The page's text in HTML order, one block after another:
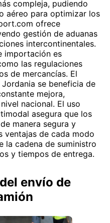
compleja, pudiendo
aéreo para optimizar los
ofrece
gestión de aduanas
intercontinentales.
importación es
las regulaciones
de mercancías. El
se beneficia de
mejora,
nacional. El uso
asegura que los
manera segura y
ventajas de cada modo
la cadena de suministro
y tiempos de entrega.
envío de